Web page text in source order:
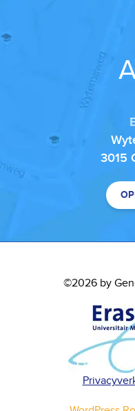
3015
©2026 by